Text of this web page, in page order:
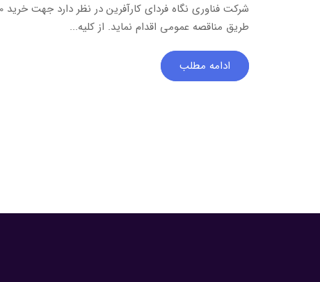
طریق مناقصه عمومی اقدام نماید. از کلیه...
ادامه مطلب